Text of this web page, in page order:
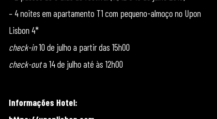
– 4 noites em apartamento T1 com pequeno-almoço no Upon
Lisbon 4*
check-in10 de julho a partir das 15h00
check-outa 14 de julho até às 12h00
Informações Hotel: